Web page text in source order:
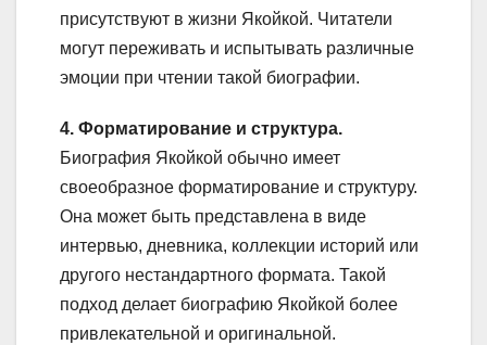
присутствуют в жизни Якойкой. Читатели
могут переживать и испытывать различные
эмоции при чтении такой биографии.
4. Форматирование и структура.
Биография Якойкой обычно имеет
своеобразное форматирование и структуру.
Она может быть представлена в виде
интервью, дневника, коллекции историй или
другого нестандартного формата. Такой
подход делает биографию Якойкой более
привлекательной и оригинальной.